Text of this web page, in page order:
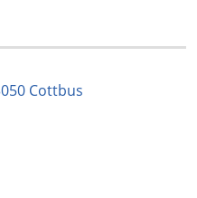
Cottbus